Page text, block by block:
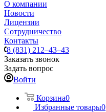
О компании
Новости
Лицензии
Сотрудничество
Контакты
8 (831) 212–43–43
Заказать звонок
Задать вопрос
Войти
Корзина0
Избранные товары0